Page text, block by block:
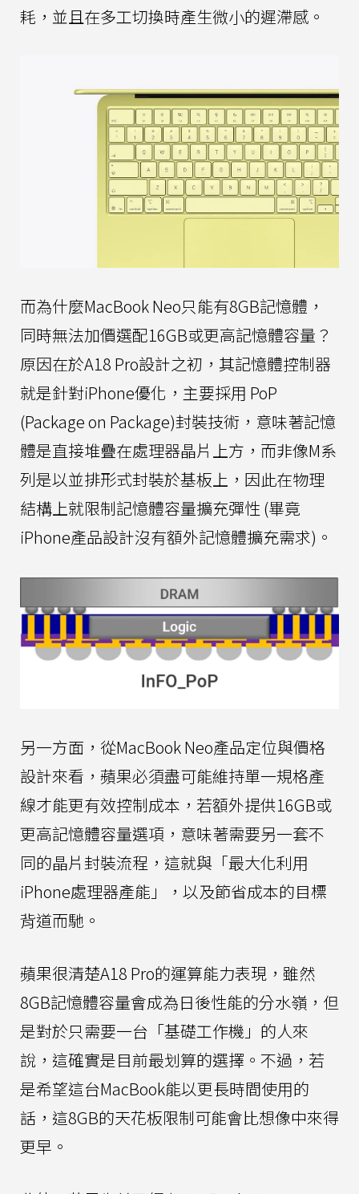
耗，並且在多工切換時產生微小的遲滯感。
而為什麼MacBook Neo只能有8GB記憶體，
同時無法加價選配16GB或更高記憶體容量？
原因在於A18 Pro設計之初，其記憶體控制器
就是針對iPhone優化，主要採用 PoP
(Package on Package)封裝技術，意味著記憶
體是直接堆疊在處理器晶片上方，而非像M系
列是以並排形式封裝於基板上，因此在物理
結構上就限制記憶體容量擴充彈性 (畢竟
iPhone產品設計沒有額外記憶體擴充需求)。
另一方面，從MacBook Neo產品定位與價格
設計來看，蘋果必須盡可能維持單一規格產
線才能更有效控制成本，若額外提供16GB或
更高記憶體容量選項，意味著需要另一套不
同的晶片封裝流程，這就與「最大化利用
iPhone處理器產能」，以及節省成本的目標
背道而馳。
蘋果很清楚A18 Pro的運算能力表現，雖然
8GB記憶體容量會成為日後性能的分水嶺，但
是對於只需要一台「基礎工作機」的人來
說，這確實是目前最划算的選擇。不過，若
是希望這台MacBook能以更長時間使用的
話，這8GB的天花板限制可能會比想像中來得
更早。